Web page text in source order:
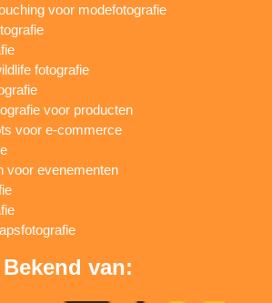
voor modefotografie
fotografie
voor producten
voor e-commerce
voor evenementen
Bekend van: